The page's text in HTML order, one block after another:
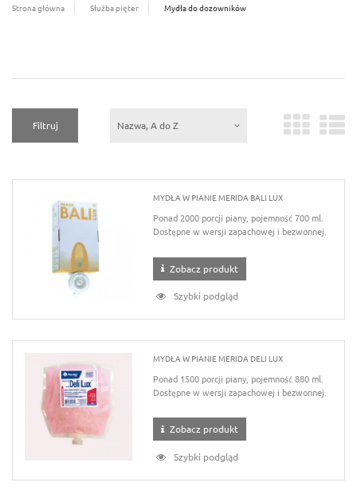
Strona główna Służba pięter Mydła do dozowników
Filtruj Nazwa, A do Z
MYDŁA W PIANIE MERIDA BALI LUX
Ponad 2000 porcji piany, pojemność 700 ml.
Dostępne w wersji zapachowej i bezwonnej.
Zobacz produkt
Szybki podgląd
MYDŁA W PIANIE MERIDA DELI LUX
Ponad 1500 porcji piany, pojemność 880 ml.
Dostępne w wersji zapachowej i bezwonnej.
Zobacz produkt
Szybki podgląd